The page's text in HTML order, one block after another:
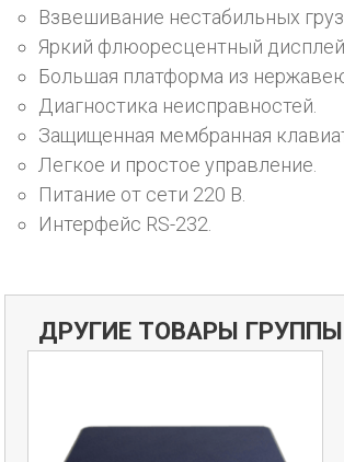
Взвешивание нестабильных
Яркий флюоресцентный дисплей.
Большая платформа из
Диагностика неисправностей.
Защищенная мембранная
Легкое и простое управление.
Питание от сети 220 В.
Интерфейс RS-232.
ДРУГИЕ ТОВАРЫ ГРУППЫ